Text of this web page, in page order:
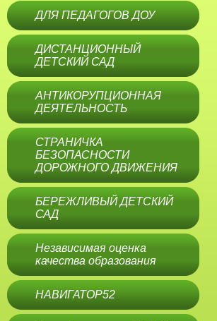
ДЛЯ ПЕДАГОГОВ ДОУ
ДИСТАНЦИОННЫЙ
ДЕТСКИЙ САД
АНТИКОРУПЦИОННАЯ
ДЕЯТЕЛЬНОСТЬ
СТРАНИЧКА
БЕЗОПАСНОСТИ
ДОРОЖНОГО ДВИЖЕНИЯ
БЕРЕЖЛИВЫЙ ДЕТСКИЙ
САД
Независимая оценка
качества образования
НАВИГАТОР52